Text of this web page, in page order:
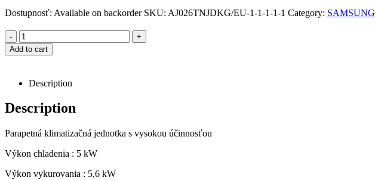
Dostupnosť: Available on backorder SKU: AJ026TNJDKG/EU-1-1-1-1-1 Category: SAMSUNG
-
+
Add to cart
Description
Description
Parapetná klimatizačná jednotka s vysokou účinnosťou
Výkon chladenia : 5 kW
Výkon vykurovania : 5,6 kW